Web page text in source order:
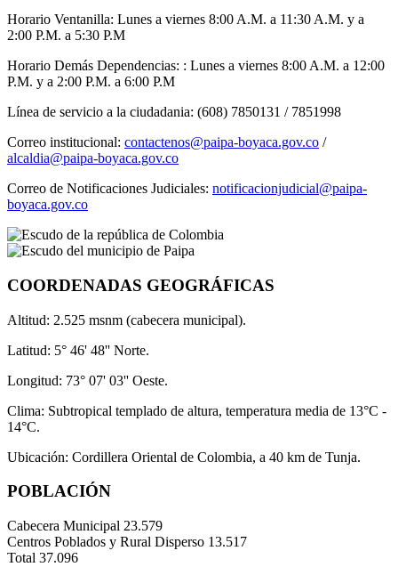
Horario Ventanilla: Lunes a viernes 8:00 A.M. a 11:30 A.M. y a
2:00 P.M. a 5:30 P.M
Horario Demás Dependencias: : Lunes a viernes 8:00 A.M. a 12:00
P.M. y a 2:00 P.M. a 6:00 P.M
Línea de servicio a la ciudadania: (608) 7850131 / 7851998
Correo institucional: contactenos@paipa-boyaca.gov.co /
alcaldia@paipa-boyaca.gov.co
Correo de Notificaciones Judiciales: notificacionjudicial@paipa-
boyaca.gov.co
COORDENADAS GEOGRÁFICAS
Altitud: 2.525 msnm (cabecera municipal).
Latitud: 5° 46' 48'' Norte.
Longitud: 73° 07' 03'' Oeste.
Clima: Subtropical templado de altura, temperatura media de 13°C -
14°C.
Ubicación: Cordillera Oriental de Colombia, a 40 km de Tunja.
POBLACIÓN
Cabecera Municipal 23.579
Centros Poblados y Rural Disperso 13.517
Total 37.096